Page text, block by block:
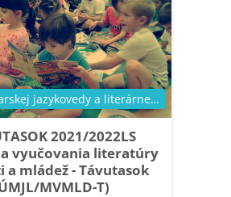
2021/2022LS
vyučovania literatúry
a mládež - Távutasok
MVMLD-T)
Ústav maďarskej jazykovedy a literárnej vedy